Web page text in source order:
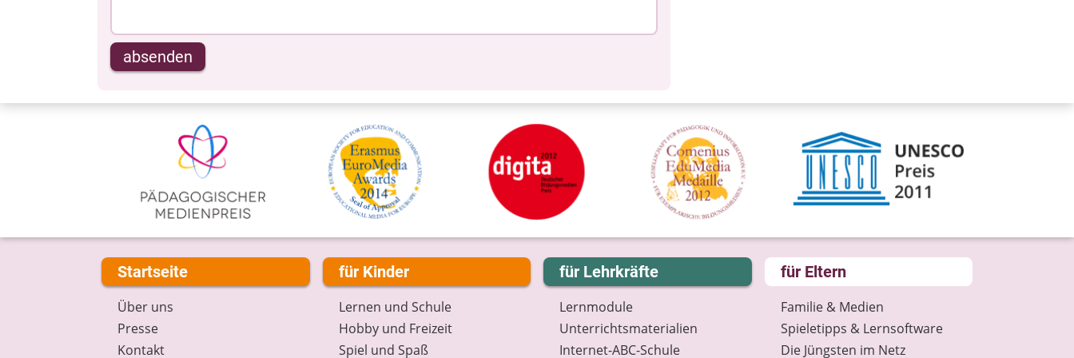
absenden
Startseite
Über uns
Presse
Kontakt
für Kinder
Lernen und Schule
Hobby und Freizeit
Spiel und Spaß
für Lehrkräfte
Lernmodule
Unterrichts­materialien
Internet-ABC-Schule
für Eltern
Familie & Medien
Spieletipps & Lernsoftware
Die Jüngsten im Netz